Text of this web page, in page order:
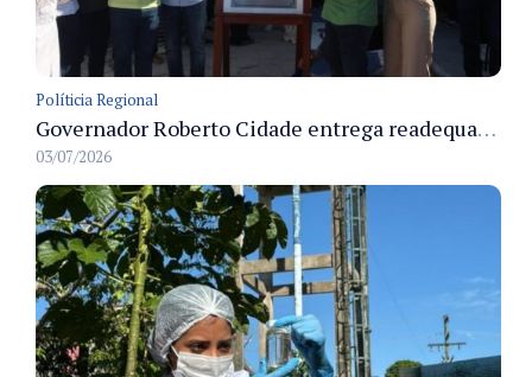
Políticia Regional
Governador Roberto Cidade entrega readequação do ambulatório da FCecon e amplia capacidade de atendimento oncológico em Manaus
03/07/2026